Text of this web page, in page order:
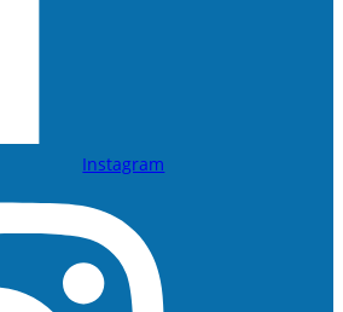
Instagram